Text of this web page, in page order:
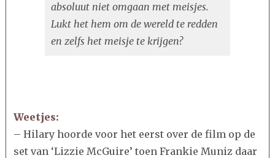
absoluut niet omgaan met meisjes.
Lukt het hem om de wereld te redden
en zelfs het meisje te krijgen?
Weetjes:
– Hilary hoorde voor het eerst over de film op de
set van ‘Lizzie McGuire’ toen Frankie Muniz daar